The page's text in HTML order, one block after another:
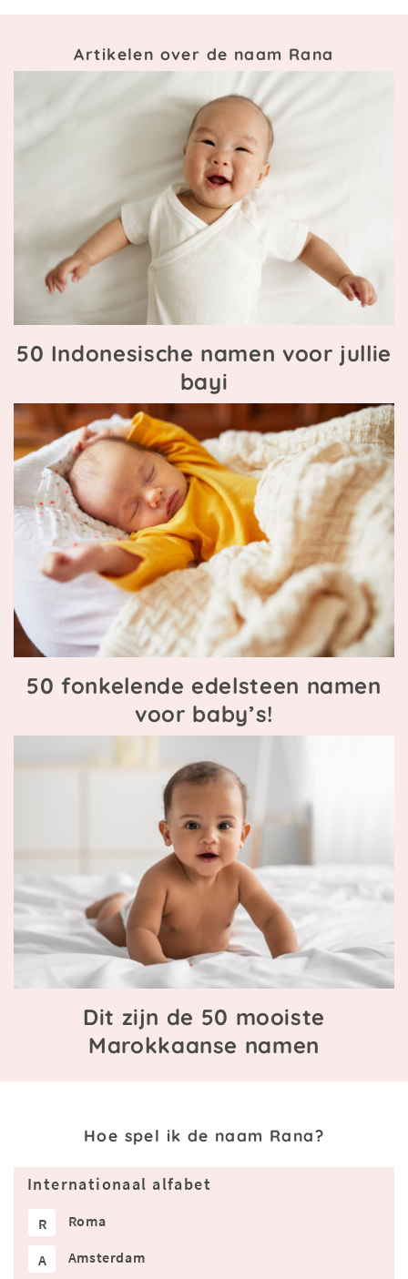
Artikelen over de naam Rana
50 Indonesische namen voor jullie
bayi
50 fonkelende edelsteen namen
voor baby’s!
Dit zijn de 50 mooiste
Marokkaanse namen
Hoe spel ik de naam Rana?
Internationaal alfabet
R Roma
A Amsterdam